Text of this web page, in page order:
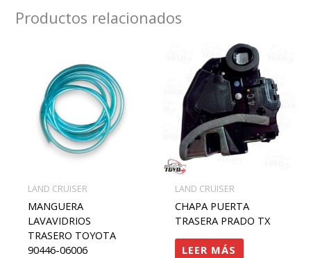
Productos relacionados
LAND CRUISER
MANGUERA
LAVAVIDRIOS
TRASERO TOYOTA
90446-06006
LAND CRUISER
CHAPA PUERTA
TRASERA PRADO TX
LEER MÁS